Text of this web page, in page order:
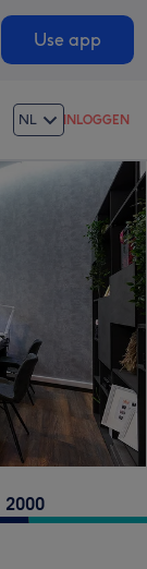
Use app
NL INLOGGEN
2000